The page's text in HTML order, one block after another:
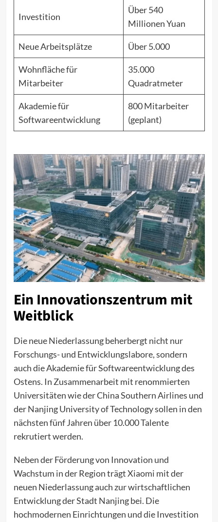
Investition
Über 540
Millionen Yuan
Neue Arbeitsplätze Über 5.000
Wohnfläche für
Mitarbeiter
35.000
Quadratmeter
Akademie für
Softwareentwicklung
800 Mitarbeiter
(geplant)
Ein Innovationszentrum mit
Weitblick
Die neue Niederlassung beherbergt nicht nur
Forschungs- und Entwicklungslabore, sondern
auch die Akademie für Softwareentwicklung des
Ostens. In Zusammenarbeit mit renommierten
Universitäten wie der China Southern Airlines und
der Nanjing University of Technology sollen in den
nächsten fünf Jahren über 10.000 Talente
rekrutiert werden.
Neben der Förderung von Innovation und
Wachstum in der Region trägt Xiaomi mit der
neuen Niederlassung auch zur wirtschaftlichen
Entwicklung der Stadt Nanjing bei. Die
hochmodernen Einrichtungen und die Investition